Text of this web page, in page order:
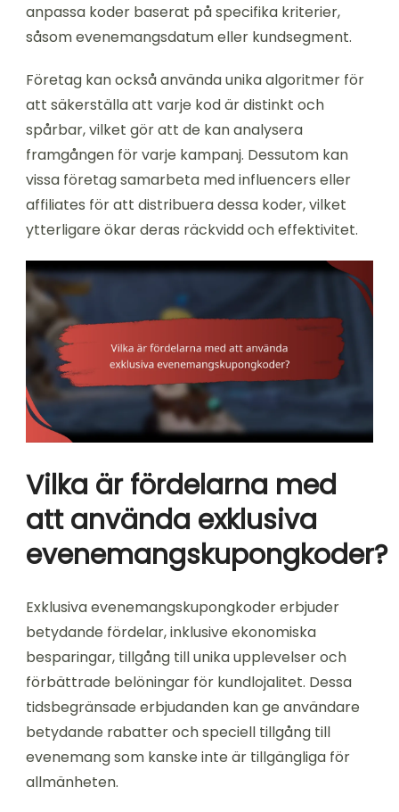
anpassa koder baserat på specifika kriterier,
såsom evenemangsdatum eller kundsegment.
Företag kan också använda unika algoritmer för
att säkerställa att varje kod är distinkt och
spårbar, vilket gör att de kan analysera
framgången för varje kampanj. Dessutom kan
vissa företag samarbeta med influencers eller
affiliates för att distribuera dessa koder, vilket
ytterligare ökar deras räckvidd och effektivitet.
Vilka är fördelarna med
att använda exklusiva
evenemangskupongkoder?
Exklusiva evenemangskupongkoder erbjuder
betydande fördelar, inklusive ekonomiska
besparingar, tillgång till unika upplevelser och
förbättrade belöningar för kundlojalitet. Dessa
tidsbegränsade erbjudanden kan ge användare
betydande rabatter och speciell tillgång till
evenemang som kanske inte är tillgängliga för
allmänheten.